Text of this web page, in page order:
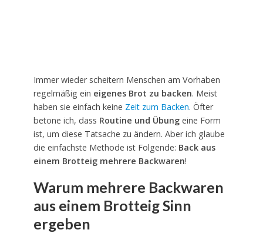
Immer wieder scheitern Menschen am Vorhaben
regelmäßig ein eigenes Brot zu backen. Meist
haben sie einfach keine Zeit zum Backen. Öfter
betone ich, dass Routine und Übungeine Form
ist, um diese Tatsache zu ändern. Aber ich glaube
die einfachste Methode ist Folgende: Back aus
einem Brotteig mehrere Backwaren!
Warum mehrere Backwaren
aus einem Brotteig Sinn
ergeben